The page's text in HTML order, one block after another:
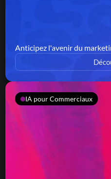
Anticipez l'avenir du
IA pour Commerciaux